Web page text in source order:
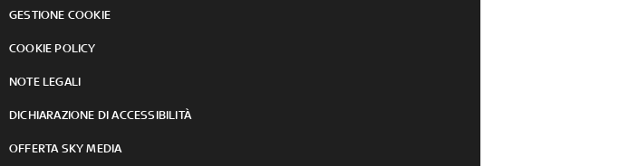
GESTIONE COOKIE
COOKIE POLICY
NOTE LEGALI
DICHIARAZIONE DI ACCESSIBILITÀ
OFFERTA SKY MEDIA